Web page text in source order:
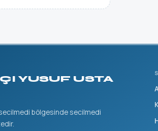
YUSUF USTA
secilmedi bölgesinde secilmedi